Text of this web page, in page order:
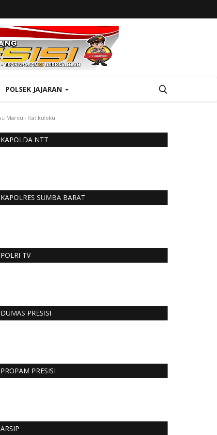
POLSEK JAJARAN
Marou - Katikuloku
KAPOLDA NTT
KAPOLRES SUMBA BARAT
POLRI TV
DUMAS PRESISI
PROPAM PRESISI
ARSIP